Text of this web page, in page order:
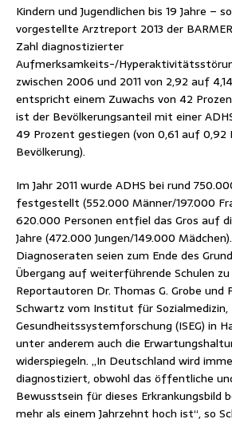
Kindern und Jugendlichen bis 19 Jahre –
vorgestellte Arztreport 2013 der
Zahl diagnostizierter
Aufmerksamkeits-/
zwischen 2006 und 2011 von 2,92 auf
entspricht einem Zuwachs von 42
ist der Bevölkerungsanteil mit einer
49 Prozent gestiegen (von 0,61 auf 0,92
Bevölkerung).
Im Jahr 2011 wurde ADHS bei rund
festgestellt (552.000 Männer/197.000
620.000 Personen entfiel das Gros auf
Jahre (472.000 Jungen/149.000
Diagnoseraten seien zum Ende des
Übergang auf weiterführende Schulen zu
Reportautoren Dr. Thomas G. Grobe und
Schwartz vom Institut für Sozialmedizin,
Gesundheitssystemforschung (ISEG) in
unter anderem auch die
widerspiegeln. „In Deutschland wird
diagnostiziert, obwohl das öffentliche
Bewusstsein für dieses Erkrankungsbild
mehr als einem Jahrzehnt hoch ist“, so